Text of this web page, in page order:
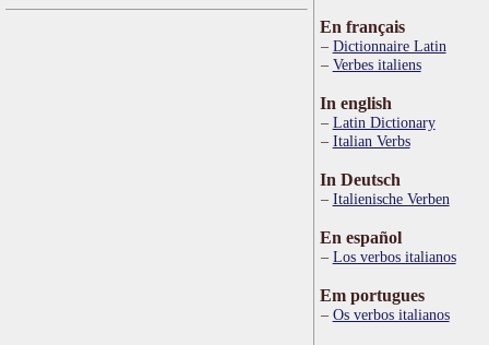
En français
Dictionnaire Latin
Verbes italiens
In english
Latin Dictionary
Italian Verbs
In Deutsch
Italienische Verben
En español
Los verbos italianos
Em portugues
Os verbos italianos